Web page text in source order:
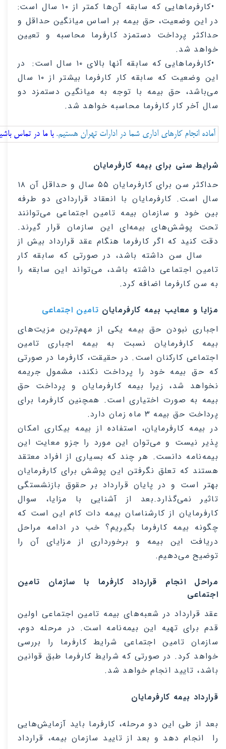
•
کارفرماهایی که سابقه آن‌ها کمتر از ۱۰ سال است:
در ‌این وضعیت، حق بیمه بر اساس میانگین حداقل و
حداکثر پرداخت دستمزد کارفرما محاسبه و تعیین
خواهد شد.
•کارفرماهایی که سابقه آنها بالای ۱۰ سال است:
در‌
این وضعیت که سابقه کار کارفرما بیشتر از ۱۰ سال
می‌باشد، حق بیمه با توجه به میانگین دستمزد دو
سال آخر کار کارفرما محاسبه خواهد شد.
آماده انجام کارهای اداری شما در ادارات تهران هستیم. با ما در تماس
شرایط سنی برای بیمه کارفرمایان
حداکثر سن برای کارفرمایان ۵۵ سال و حداقل آن ۱۸
سال است. کارفرمایان با انعقاد قراردادی دو طرفه
بین خود و سازمان بیمه تامین اجتماعی می‌توانند
تحت پوشش‌های بیمه‌ای ‌این سازمان قرار گیرند.
دقت کنید که اگر کارفرما هنگام عقد قرارداد بیش از
۵۵ سال سن داشته باشد، در صورتی که سابقه کار
تامین اجتماعی داشته باشد، می‌تواند ‌این سابقه را
به سن کارفرما اضافه کرد.
مزایا و معایب بیمه کارفرمایان تامین اجتماعی
اجباری نبودن حق بیمه یکی از مهم‌ترین مزیت‌های
بیمه کارفرمایان نسبت به بیمه اجباری تامین
اجتماعی کارکنان است. در حقیقت، کارفرما در صورتی
که حق بیمه خود را پرداخت نکند، مشمول جریمه
نخواهد شد، زیرا بیمه کارفرمایان و پرداخت حق
بیمه به صورت اختیاری است. همچنین کارفرما برای
پرداخت حق بیمه ۳ ماه زمان دارد
.
در بیمه کارفرمایان، استفاده از بیمه بیکاری امکان
پذیر نیست و می‌توان ‌این مورد را جزو معایت‌ این
بیمه‌نامه دانست. هر چند که بسیاری از افراد معتقد
هستند که تعلق نگرفتن‌ این پوشش برای کارفرمایان
بهتر است و در پایان قرارداد بر حقوق بازنشستگی
تاثیر نمی‌گذارد.بعد از آشنایی با مزایا، سوال
کارفرمایان از کارشناسان بیمه دات کام این است که
چگونه بیمه کارفرما بگیریم؟ خب در ادامه مراحل
دریافت این بیمه و برخورداری از مزایای آن را
توضیح می‌دهیم.
مراحل انجام قرارداد کارفرما با سازمان تامین
اجتماعی
عقد قرارداد در شعبه‌های بیمه تامین اجتماعی اولین
قدم برای تهیه ‌این بیمه‌نامه است. در مرحله دوم،
سازمان تامین اجتماعی شرایط کارفرما را بررسی
خواهد کرد. در صورتی که شرایط کارفرما طبق قوانین
باشد، تایید انجام خواهد شد.
قرارداد بیمه کارفرمایان
بعد از طی ‌این دو مرحله، کارفرما باید آزمایش‌هایی
را انجام دهد و بعد از تایید سازمان بیمه، قرارداد